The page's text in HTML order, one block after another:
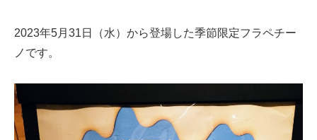
2023年5月31日（水）から登場した季節限定フラペチー
ノです。